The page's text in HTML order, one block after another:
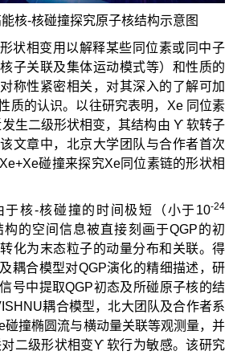
核-核碰撞探究原子核结构示意图
状相变用以解释某些同位素或同中子
子关联及集体运动模式等）和性质的
称性紧密相关，对其深入的了解可加
质的认识。以往研究表明，Xe 同位素
生二级形状相变，其结构由 ϒ 软转子
文章中，北京大学团队与合作者首次
碰撞来探究Xe同位素链的形状相
于核-核碰撞的时间极短（小于10-24
的空间信息被直接刻画于QGP的初
化为末态粒子的动量分布和关联。得
耦合模型对QGP演化的精细描述，研
号中提取QGP初态及所碰原子核的结
耦合模型，北大团队及合作者系
碰撞椭圆流与横动量关联等观测量，并
二级形状相变ϒ 软行为敏感。该研究